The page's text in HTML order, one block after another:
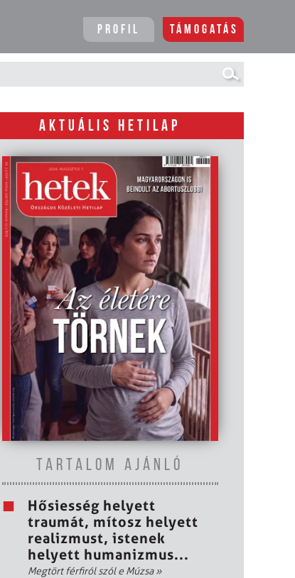
Profil Támogatás
AKTUÁLIS HETILAP
TARTALOM AJÁNLÓ
Hősiesség helyett
traumát, mítosz helyett
realizmust, istenek
helyett humanizmus...
Megtört férfiról szól e Múzsa»